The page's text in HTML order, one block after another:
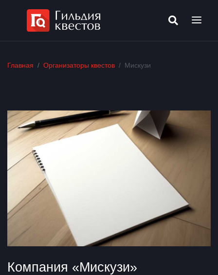
Главная Организаторы квестов Мискузи
Компания «Мискузи»